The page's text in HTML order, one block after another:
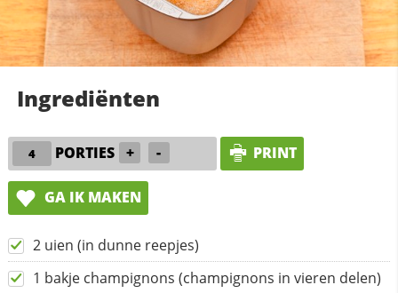
Ingrediënten
PORTIES + - PRINT
GA IK MAKEN
2 uien (in dunne reepjes)
1 bakje champignons (champignons in vieren delen)